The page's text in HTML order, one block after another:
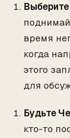
время
когда
этого
для
Будьте
кто-то